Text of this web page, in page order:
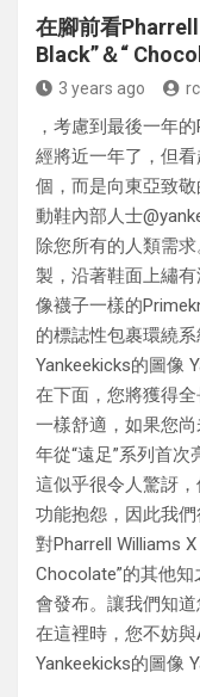
在腳前看
Black”＆“
3 years ago
，考慮到最後一年
經將近一年了，但
個，而是向東亞致
動鞋內部人士
除您所有的人類需
製，沿著鞋面上繡有
像襪子一樣的
的標誌性包裹環繞系
Yankeekicks的圖像
在下面，您將獲得
一樣舒適，如果您
年從“遠足”系列首次
這似乎很令人驚訝
功能抱怨，因此我
對Pharrell Williams X
Chocolate”的其他
會發布。讓我們知
在這裡時，您不妨與
Yankeekicks的圖像